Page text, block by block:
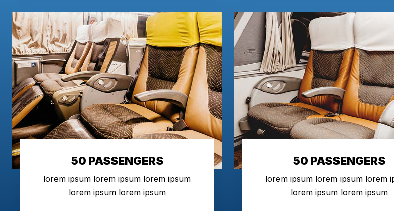
50 PASSENGERS
lorem ipsum lorem ipsum lorem ipsum
lorem ipsum lorem ipsum
50 PASSENGERS
lorem ipsum lorem ipsum lorem
lorem ipsum lorem ipsum